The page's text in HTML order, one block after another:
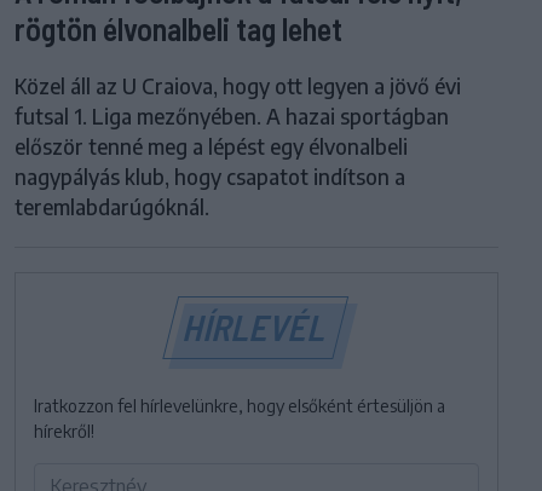
rögtön élvonalbeli tag lehet
Közel áll az U Craiova, hogy ott legyen a jövő évi
futsal 1. Liga mezőnyében. A hazai sportágban
először tenné meg a lépést egy élvonalbeli
nagypályás klub, hogy csapatot indítson a
teremlabdarúgóknál.
HÍRLEVÉL
Iratkozzon fel hírlevelünkre, hogy elsőként értesüljön a
hírekről!